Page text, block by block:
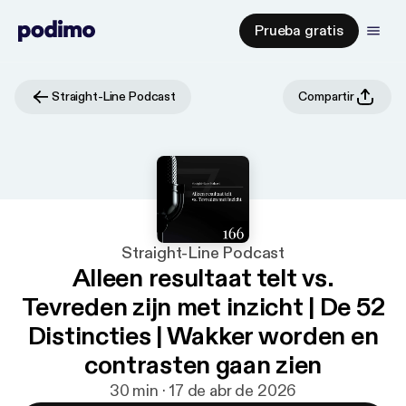
Prueba gratis
Straight-Line Podcast Compartir
Straight-Line Podcast
Alleen resultaat telt vs.
Tevreden zijn met inzicht | De 52
Distincties | Wakker worden en
contrasten gaan zien
30 min · 17 de abr de 2026